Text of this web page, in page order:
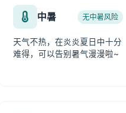
中暑 无中暑风险
天气不热，在炎炎夏日中十分
难得，可以告别暑气漫漫啦~